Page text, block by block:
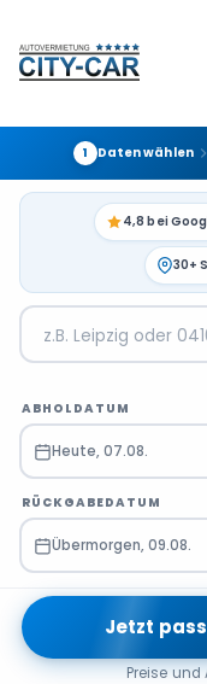
1 Daten wählen
4,8 bei
30+
ABHOLDATUM
Heute, 07.08.
RÜCKGABEDATUM
Übermorgen, 09.08.
Jetzt
Preise